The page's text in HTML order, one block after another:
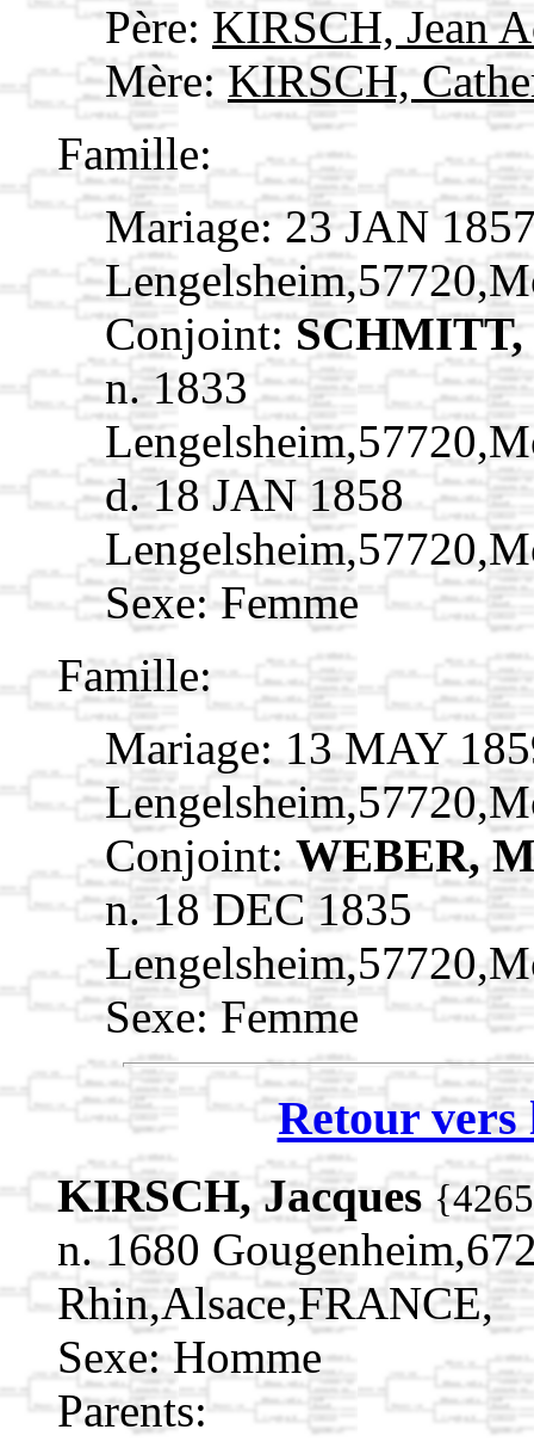
Père: KIRSCH, Jean
Mère: KIRSCH,
Famille:
Mariage: 23 JAN
Conjoint:
n. 1833
d. 18 JAN 1858
Sexe: Femme
Famille:
Mariage: 13 MAY
Conjoint: WEBER,
n. 18 DEC 1835
Sexe: Femme
Retour vers
KIRSCH, Jacques
n. 1680
Rhin,Alsace,FRANCE,
Sexe: Homme
Parents: